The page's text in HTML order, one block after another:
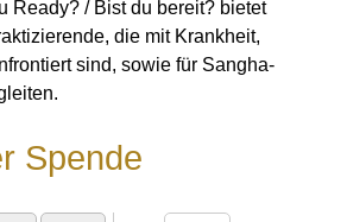
Ready? / Bist du bereit? bietet
die mit Krankheit,
sind, sowie für Sangha-
Spende